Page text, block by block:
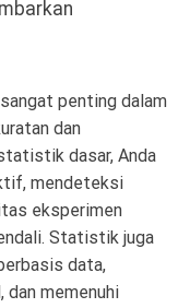
penting dalam
dan
dasar, Anda
mendeteksi
eksperimen
Statistik juga
data,
memenuhi